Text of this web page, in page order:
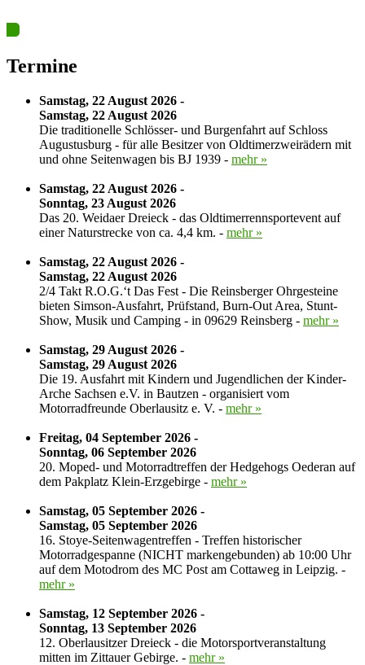
Termine
Samstag, 22 August 2026 -
Samstag, 22 August 2026
Die traditionelle Schlösser- und Burgenfahrt auf Schloss
Augustusburg - für alle Besitzer von Oldtimerzweirädern mit
und ohne Seitenwagen bis BJ 1939 - mehr »
Samstag, 22 August 2026 -
Sonntag, 23 August 2026
Das 20. Weidaer Dreieck - das Oldtimerrennsportevent auf
einer Naturstrecke von ca. 4,4 km. - mehr »
Samstag, 22 August 2026 -
Samstag, 22 August 2026
2/4 Takt R.O.G.‘t Das Fest - Die Reinsberger Ohrgesteine
bieten Simson-Ausfahrt, Prüfstand, Burn-Out Area, Stunt-
Show, Musik und Camping - in 09629 Reinsberg - mehr »
Samstag, 29 August 2026 -
Samstag, 29 August 2026
Die 19. Ausfahrt mit Kindern und Jugendlichen der Kinder-
Arche Sachsen e.V. in Bautzen - organisiert vom
Motorradfreunde Oberlausitz e. V. - mehr »
Freitag, 04 September 2026 -
Sonntag, 06 September 2026
20. Moped- und Motorradtreffen der Hedgehogs Oederan auf
dem Pakplatz Klein-Erzgebirge - mehr »
Samstag, 05 September 2026 -
Samstag, 05 September 2026
16. Stoye-Seitenwagentreffen - Treffen historischer
Motorradgespanne (NICHT markengebunden) ab 10:00 Uhr
auf dem Motodrom des MC Post am Cottaweg in Leipzig. -
mehr »
Samstag, 12 September 2026 -
Sonntag, 13 September 2026
12. Oberlausitzer Dreieck - die Motorsportveranstaltung
mitten im Zittauer Gebirge. - mehr »